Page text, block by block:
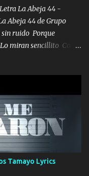
La Abeja 44 -
Abeja 44 de Grupo
ruido Porque
miran sencillito Con
ya van sonando
y la mente y
es como empezamos
alta y bajas La carreta
pasado cosas Y
corta Hay que
nada es...
Tamayo Lyrics